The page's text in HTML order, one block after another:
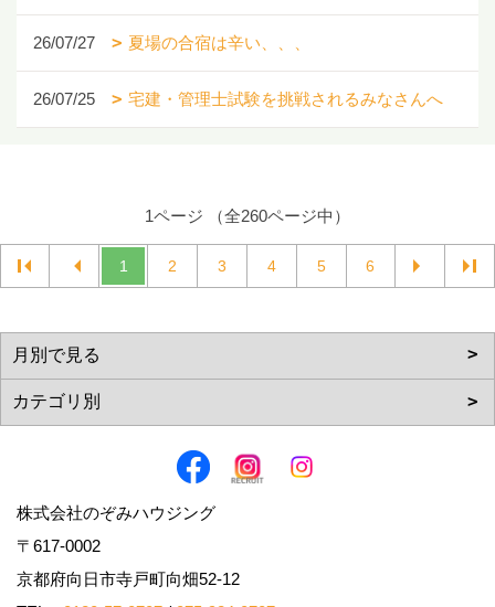
26/07/27 夏場の合宿は辛い、、、
26/07/25 宅建・管理士試験を挑戦されるみなさんへ
1ページ （全260ページ中）
1 2 3 4 5 6
株式会社のぞみハウジング
〒617-0002
京都府向日市寺戸町向畑52-12